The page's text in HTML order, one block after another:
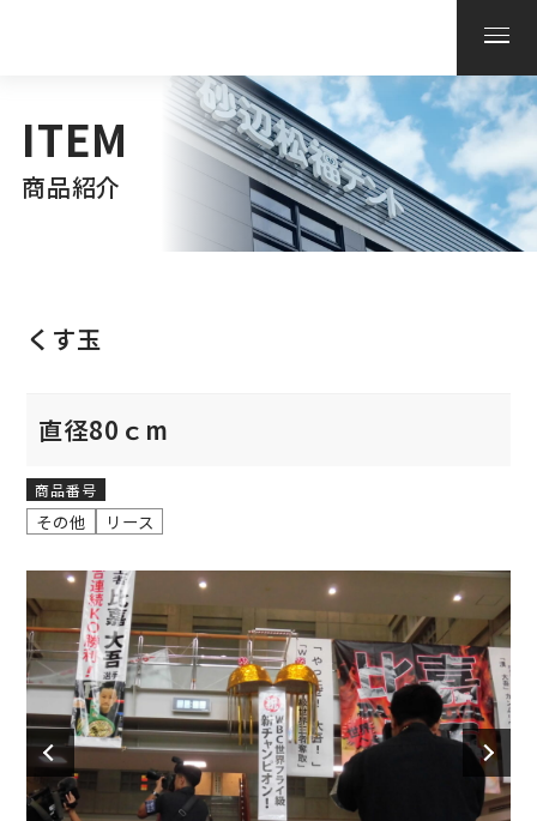
ITEM
商品紹介
直径80ｃm
くす玉
商品番号
その他 リース